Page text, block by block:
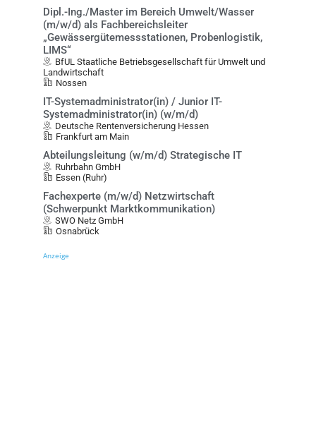
Dipl.-Ing./Master im Bereich Umwelt/Wasser
(m/w/d) als Fachbereichsleiter
„Gewässergütemessstationen, Probenlogistik,
LIMS“
BfUL Staatliche Betriebsgesellschaft für Umwelt und
Landwirtschaft
Nossen
IT-Systemadministrator(in) / Junior IT-
Systemadministrator(in) (w/m/d)
Deutsche Rentenversicherung Hessen
Frankfurt am Main
Abteilungsleitung (w/m/d) Strategische IT
Ruhrbahn GmbH
Essen (Ruhr)
Fachexperte (m/w/d) Netzwirtschaft
(Schwerpunkt Marktkommunikation)
SWO Netz GmbH
Osnabrück
Anzeige